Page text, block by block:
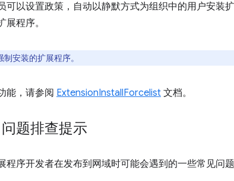
可以设置政策，自动以静默方式为组织中的用户安装
程序。
制安装的扩展程序。
能，请参阅 ExtensionInstallForcelist 文档。
题排查提示
程序开发者在发布到网域时可能会遇到的一些常见问题